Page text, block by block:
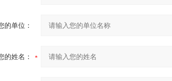
的单位：
的姓名：